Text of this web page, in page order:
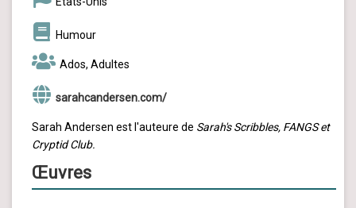
Humour
Ados, Adultes
sarahcandersen.com/
Sarah Andersen est l'auteure de Sarah's Scribbles, FANGS et
Cryptid Club.
Œuvres